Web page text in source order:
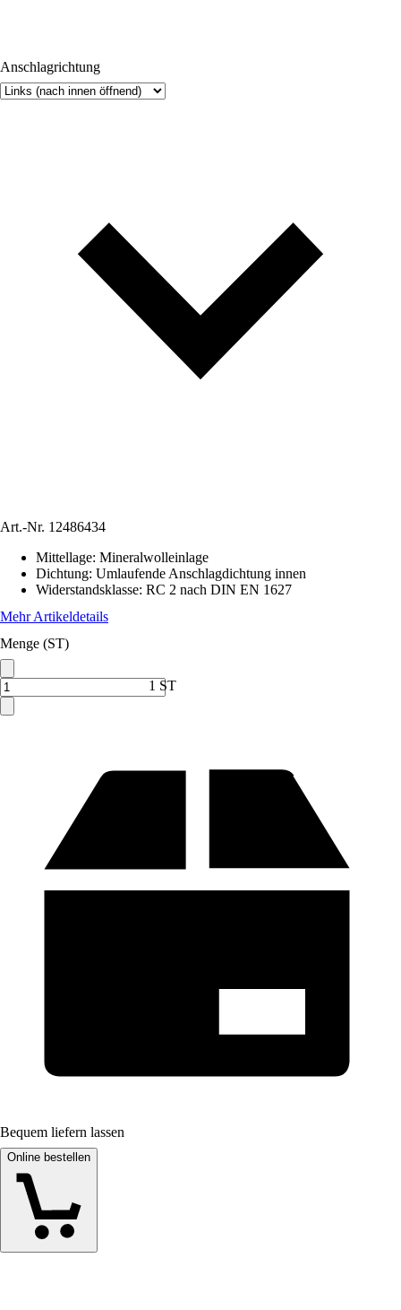
Anschlagrichtung
Art.-Nr. 12486434
Mittellage: Mineralwolleinlage
Dichtung: Umlaufende Anschlagdichtung innen
Widerstandsklasse: RC 2 nach DIN EN 1627
Mehr Artikeldetails
Menge (ST)
1 ST
Bequem liefern lassen
Online bestellen